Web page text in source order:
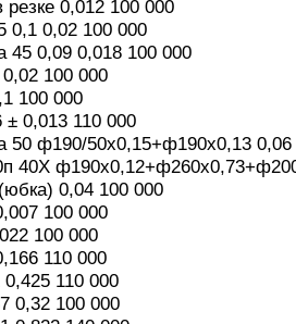
резке 0,012 100 000
0,1 0,02 100 000
45 0,09 0,018 100 000
100 000
100 000
0,013 110 000
50 ф190/50х0,15+ф190х0,13 0,06
40Х
0,04 100 000
100 000
100 000
110 000
110 000
0,32 100 000